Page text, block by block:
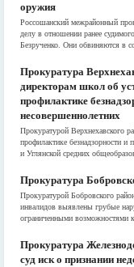
оружия
Россошанский межрайонный
делу в отношении ранее
Безрученко. Они обвиняются в
Прокуратура
директорам школ об
профилактике
несовершеннолетних
Прокуратурой Верхнехавского
профилактике безнадзорности
и Углянской средних
Прокуратура
Прокуратурой Бобровского
инвалидов выявлены грубые
ограниченными возможностями к
Прокуратура
суд иск о признании